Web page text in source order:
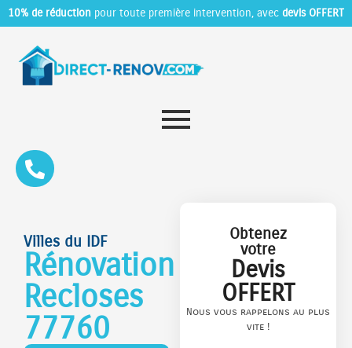
10% de réduction pour toute première intervention, avec devis OFFERT
Villes du IDF
Rénovation
Recloses
77760
Obtenez
votre
Devis
OFFERT
Nous vous rappelons au plus
vite !